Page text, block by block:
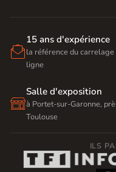

15 ans d'expérience
la référence du carrelage
ligne

Salle d'exposition
à Portet-sur-Garonne,
Toulouse
ILS